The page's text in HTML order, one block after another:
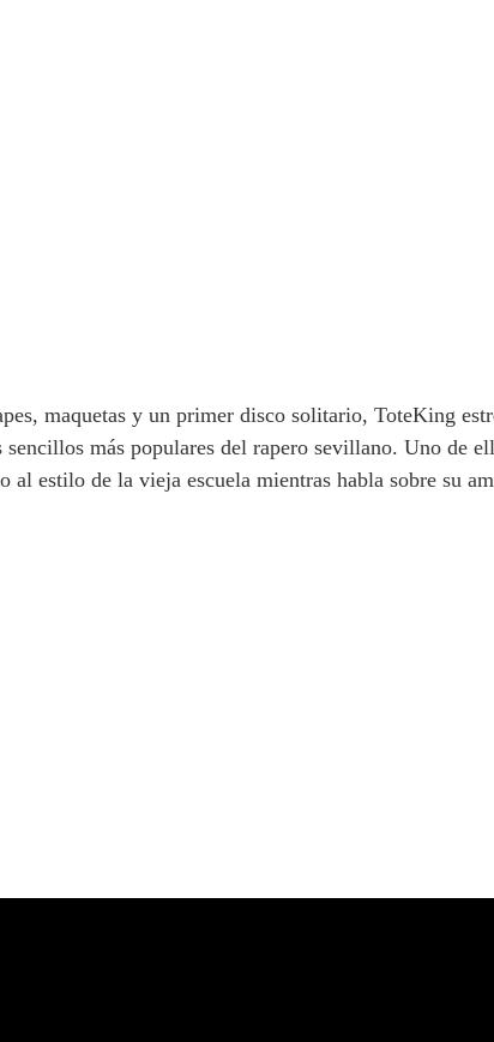
maquetas y un primer disco solitario, ToteKing
sencillos más populares del rapero sevillano. Uno de
al estilo de la vieja escuela mientras habla sobre su